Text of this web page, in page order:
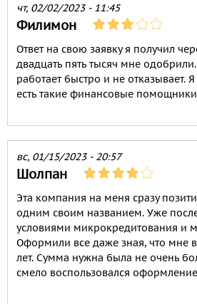
чт, 02/02/2023 - 11:45
Филимон
Ответ на свою заявку я получил
двадцать пять тысяч мне
работает быстро и не отказывает.
есть такие финансовые помощники
вс, 01/15/2023 - 20:57
Шолпан
Эта компания на меня сразу
одним своим названием. Уже
условиями микрокредитования и
Оформили все даже зная, что мне
лет. Сумма нужна была не очень
смело воспользовался